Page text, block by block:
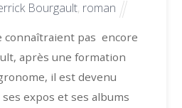
Bourgault, roman
connaîtraient pas encore
après une formation
il est devenu
expos et ses albums